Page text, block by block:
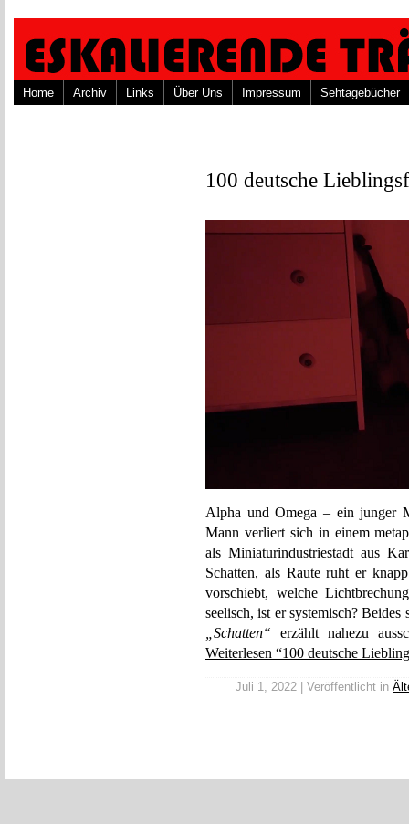
Home Archiv Links Über Uns Impressum Sehtagebücher
100 deutsche
Alpha und Omega – ein junger
Mann verliert sich in einem
als Miniaturindustriestadt aus
Schatten, als Raute ruht er
vorschiebt, welche
seelisch, ist er systemisch?
„Schatten“ erzählt nahezu
Weiterlesen “100 deutsche
Juli 1, 2022 | Veröffentlicht in